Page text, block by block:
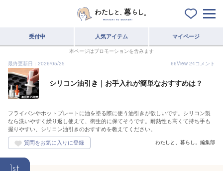
受付中 人気アイテム マイページ
本ページはプロモーションを含みます
最終更新日：2026/05/25
66View 24コメント
シリコン油引き｜お手入れが簡単なおすすめは？
フライパンやホットプレートに油を塗る際に使う油引きが欲しいです。シリコン製
なら洗いやすく繰り返し使えて、衛生的に保てそうです。耐熱性も高くて持ち手も
握りやすい、シリコン油引きのおすすめを教えてください。
わたしと、暮らし。編集部
1st